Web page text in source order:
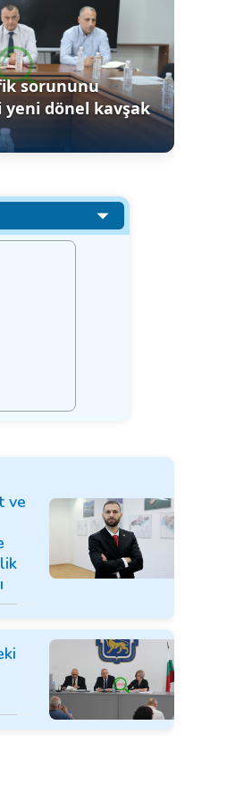
sorununu
dönel kavşak
ve